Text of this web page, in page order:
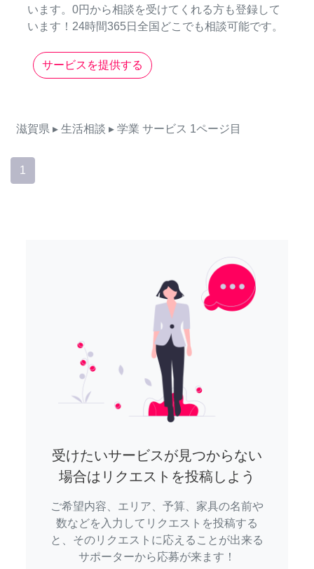
います。0円から相談を受けてくれる方も登録して
います！24時間365日全国どこでも相談可能です。
サービスを提供する
滋賀県 ▸ 生活相談 ▸ 学業 サービス 1ページ目
1
受けたいサービスが見つからない
場合はリクエストを投稿しよう
ご希望内容、エリア、予算、家具の名前や
数などを入力してリクエストを投稿する
と、そのリクエストに応えることが出来る
サポーターから応募が来ます！